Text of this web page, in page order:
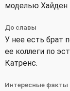
моделью Хайден
До славы
У нее есть брат
ее коллеги по
Катренс.
Интересные факты